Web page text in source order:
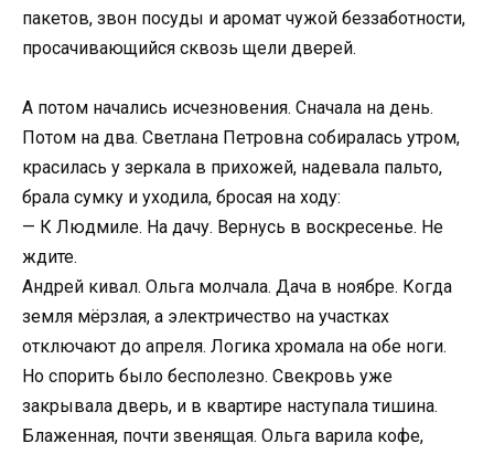
пакетов, звон посуды и аромат чужой беззаботности,
просачивающийся сквозь щели дверей.
А потом начались исчезновения. Сначала на день.
Потом на два. Светлана Петровна собиралась утром,
красилась у зеркала в прихожей, надевала пальто,
брала сумку и уходила, бросая на ходу:
— К Людмиле. На дачу. Вернусь в воскресенье. Не
ждите.
Андрей кивал. Ольга молчала. Дача в ноябре. Когда
земля мёрзлая, а электричество на участках
отключают до апреля. Логика хромала на обе ноги.
Но спорить было бесполезно. Свекровь уже
закрывала дверь, и в квартире наступала тишина.
Блаженная, почти звенящая. Ольга варила кофе,